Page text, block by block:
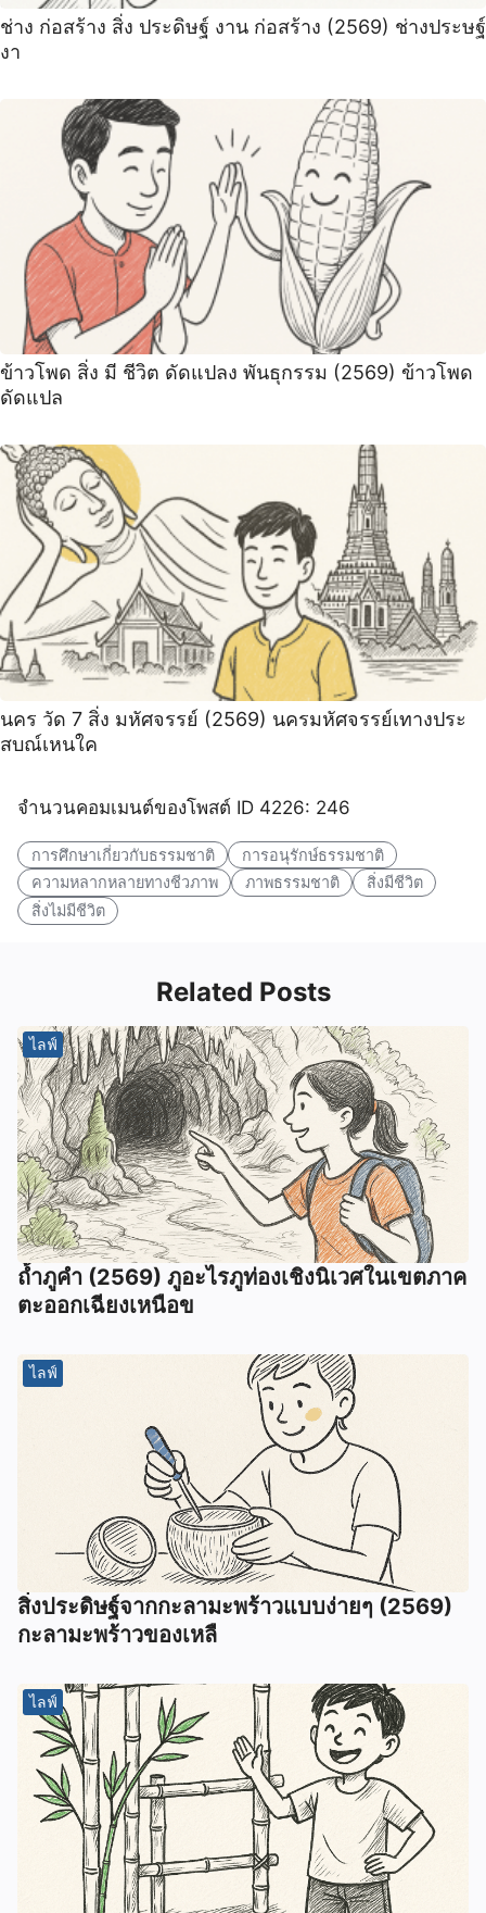
ช่าง ก่อสร้าง สิ่ง ประดิษฐ์ งาน ก่อสร้าง (2569) ช่างประษฐ์
งา
ข้าวโพด สิ่ง มี ชีวิต ดัดแปลง พันธุกรรม (2569) ข้าวโพด
ดัดแปล
นคร วัด 7 สิ่ง มหัศจรรย์ (2569) นครมหัศจรรย์เทางประ
สบณ์เหนใค
จำนวนคอมเมนต์ของโพสต์ ID 4226: 246
การศึกษาเกี่ยวกับธรรมชาติ
การอนุรักษ์ธรรมชาติ
ความหลากหลายทางชีวภาพ
ภาพธรรมชาติ
สิ่งมีชีวิต
สิ่งไม่มีชีวิต
Related Posts
ไลฟ์
ถ้ำภูคำ (2569) ภูอะไรภูท่องเชิงนิเวศในเขตภาค
ตะออกเฉียงเหนือข
ไลฟ์
สิ่งประดิษฐ์จากกะลามะพร้าวแบบง่ายๆ (2569)
กะลามะพร้าวของเหลื
ไลฟ์